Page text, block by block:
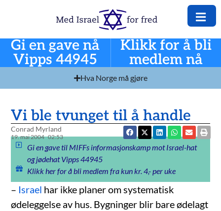
Gi en gave nå
Vipps 44945
Klikk for å bli
medlem nå
Hva Norge må gjøre
Vi ble tvunget til å handle
Conrad Myrland
19. mai 2004 02:53
Gi en gave til MIFFs informasjonskamp mot Israel-hat
og jødehat Vipps 44945
Klikk her for å bli medlem fra kun kr. 4,- per uke
– Israel har ikke planer om systematisk
ødeleggelse av hus. Bygninger blir bare ødelagt